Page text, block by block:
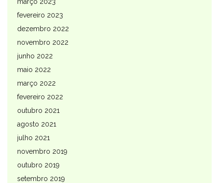
fevereiro 2023
dezembro 2022
novembro 2022
junho 2022
maio 2022
março 2022
fevereiro 2022
outubro 2021
agosto 2021
julho 2021
novembro 2019
outubro 2019
setembro 2019